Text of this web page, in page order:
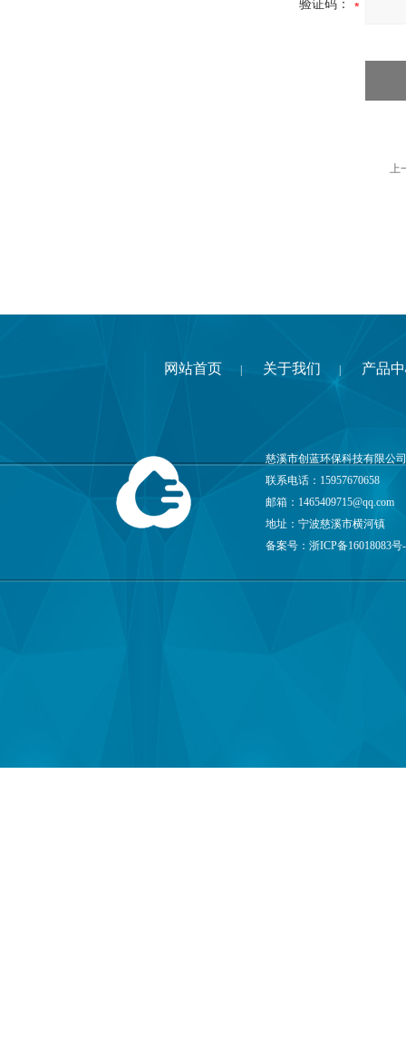
验证码：
上
网站首页 关于我们 产品
慈溪市创蓝环保科技有限公
联系电话：15957670658
邮箱： 1465409715@qq.com
地址：宁波慈溪市横河镇
备案号： 浙ICP备16018083号